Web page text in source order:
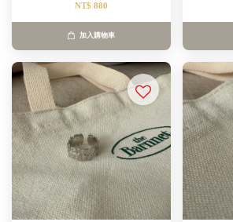
NT$ 880
加入購物車